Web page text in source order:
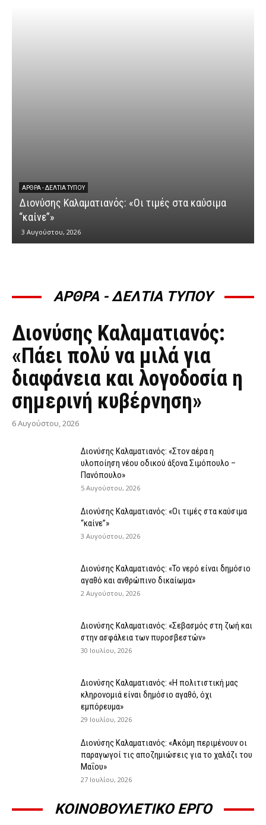
ΆΡΘΡΑ - ΔΕΛΤΊΑ ΤΎΠΟΥ
Διονύσης Καλαματιανός: «Οι τιμές στα καύσιμα
“καίνε”»
3 Αυγούστου, 2026
ΑΡΘΡΑ - ΔΕΛΤΙΑ ΤΥΠΟΥ
ΆΡΘΡΑ - ΔΕΛΤΊΑ ΤΎΠΟΥ
Διονύσης Καλαματιανός:
«Πάει πολύ να μιλά για
διαφάνεια και λογοδοσία η
σημερινή κυβέρνηση»
6 Αυγούστου, 2026
Διονύσης Καλαματιανός: «Στον αέρα η
υλοποίηση νέου οδικού άξονα Σιμόπουλο –
Πανόπουλο»
5 Αυγούστου, 2026
Διονύσης Καλαματιανός: «Οι τιμές στα καύσιμα
“καίνε”»
3 Αυγούστου, 2026
Διονύσης Καλαματιανός: «Το νερό είναι δημόσιο
αγαθό και ανθρώπινο δικαίωμα»
2 Αυγούστου, 2026
Διονύσης Καλαματιανός: «Σεβασμός στη ζωή και
στην ασφάλεια των πυροσβεστών»
30 Ιουλίου, 2026
Διονύσης Καλαματιανός: «Η πολιτιστική μας
κληρονομιά είναι δημόσιο αγαθό, όχι
εμπόρευμα»
29 Ιουλίου, 2026
Διονύσης Καλαματιανός: «Ακόμη περιμένουν οι
παραγωγοί τις αποζημιώσεις για το χαλάζι του
Μαΐου»
27 Ιουλίου, 2026
ΚΟΙΝΟΒΟΥΛΕΤΙΚΟ ΕΡΓΟ